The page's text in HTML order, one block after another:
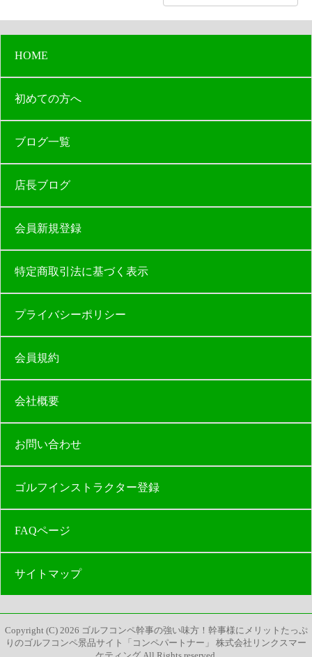
HOME
初めての方へ
ブログ一覧
店長ブログ
会員新規登録
特定商取引法に基づく表示
プライバシーポリシー
会員規約
会社概要
お問い合わせ
ゴルフインストラクター登録
FAQページ
サイトマップ
Copyright (C) 2026 ゴルフコンペ幹事の強い味方！幹事様にメリットたっぷ
りのゴルフコンペ景品サイト「コンペパートナー」 株式会社リンクスマー